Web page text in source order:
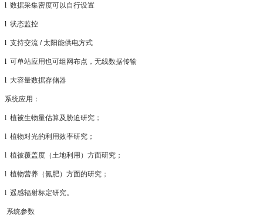
l 数据采集密度可以自行设置
l 状态监控
l 支持交流 / 太阳能供电方式
l 可单站应用也可组网布点，无线数据传输
l 大容量数据存储器
系统应用：
l 植被生物量估算及胁迫研究；
l 植物对光的利用效率研究；
l 植被覆盖度（土地利用）方面研究；
l 植物营养（氮肥）方面的研究；
l 遥感辐射标定研究。
系统参数